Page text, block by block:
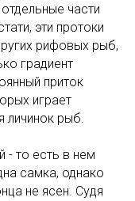
части
эти протоки
рифовых рыб,
градиент
приток
играет
личинок рыб.
- то есть в нем
самка, однако
не ясен. Судя